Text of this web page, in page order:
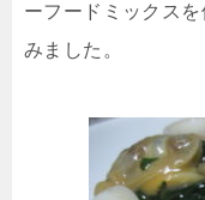
ーフードミックス
みました。